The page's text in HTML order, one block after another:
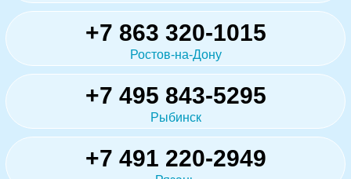
+7 863 320-1015
Ростов-на-Дону
+7 495 843-5295
Рыбинск
+7 491 220-2949